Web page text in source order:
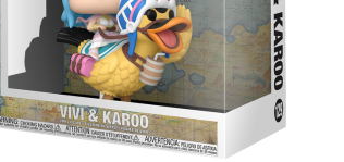
Toys
Subjects